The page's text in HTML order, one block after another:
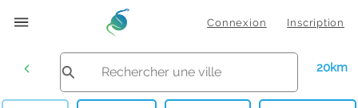
Connexion Inscription
20km